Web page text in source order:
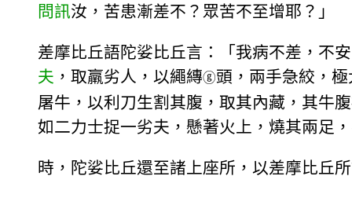
問訊汝，苦患漸差不？眾苦不至增耶？」
差摩比丘語陀娑比丘言：「我病不差，不
夫 ，取羸劣人，以繩縳ⓖ頭，兩手急絞，
屠牛，以利刀生割其腹，取其內藏，其牛
如二力士捉一劣夫，懸著火上，燒其兩足
時，陀娑比丘還至諸上座所，以差摩比丘